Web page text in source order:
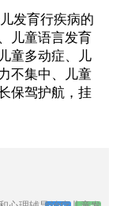
发育行疾病的
儿童语言发育
童多动症、儿
不集中、儿童
保驾护航，挂